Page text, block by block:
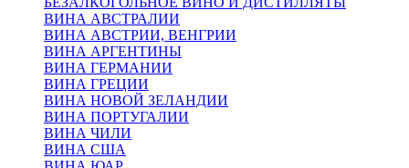
ВИНА АВСТРАЛИИ
ВИНА АВСТРИИ, ВЕНГРИИ
ВИНА АРГЕНТИНЫ
ВИНА ГЕРМАНИИ
ВИНА ГРЕЦИИ
ВИНА НОВОЙ ЗЕЛАНДИИ
ВИНА ПОРТУГАЛИИ
ВИНА ЧИЛИ
ВИНА США